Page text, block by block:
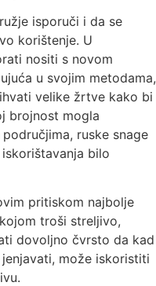
isporuči i da se
korištenje. U
nositi s novom
u svojim metodama,
velike žrtve kako bi
brojnost mogla
ruske snage
bilo
pritiskom najbolje
troši streljivo,
dovoljno čvrsto da kad
može iskoristiti